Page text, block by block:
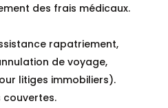
des frais médicaux.
rapatriement,
de voyage,
litiges immobiliers).
couvertes.